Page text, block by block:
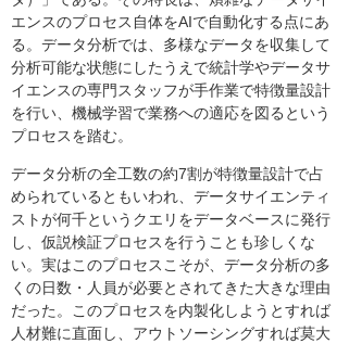
エンスのプロセス自体をAIで自動化する点にあ
る。データ分析では、多様なデータを収集して
分析可能な状態にしたうえで統計学やデータサ
イエンスの専門スタッフが手作業で特徴量設計
を行い、機械学習で業務への適応を図るという
プロセスを踏む。
データ分析の全工数の約7割が特徴量設計で占
められているともいわれ、データサイエンティ
ストが何千というクエリをデータベースに発行
し、仮説検証プロセスを行うことも珍しくな
い。実はこのプロセスこそが、データ分析の多
くの日数・人員が必要とされてきた大きな理由
だった。このプロセスを内製化しようとすれば
人材難に直面し、アウトソーシングすれば莫大